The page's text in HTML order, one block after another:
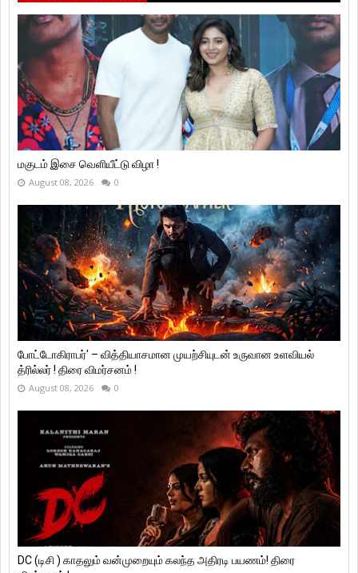
மகுடம் இசை வெளியீட்டு விழா !
August 08, 2026 0
போட்டோகிராபர்' – வித்தியாசமான முயற்சியுடன் உருவான உளவியல்
த்ரில்லர் ! திரை விமர்சனம் !
August 08, 2026 0
DC (டிசி ) காதலும் வன்முறையும் கலந்த அதிரடி பயணம்! திரை